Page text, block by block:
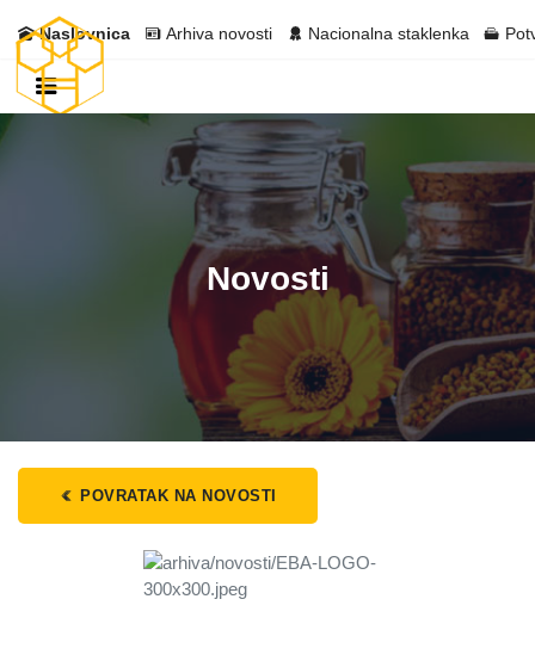
Naslovnica Arhiva novosti Nacionalna staklenka
Novosti
POVRATAK NA NOVOSTI